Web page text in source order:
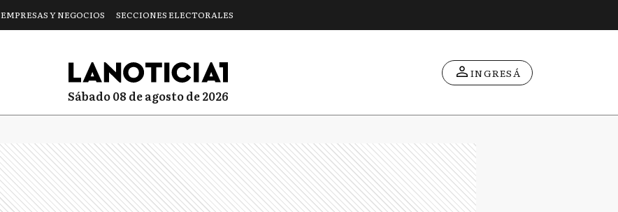
EMPRESAS Y NEGOCIOS SECCIONES ELECTORALES
sábado 08 de agosto de 2026
INGRESÁ